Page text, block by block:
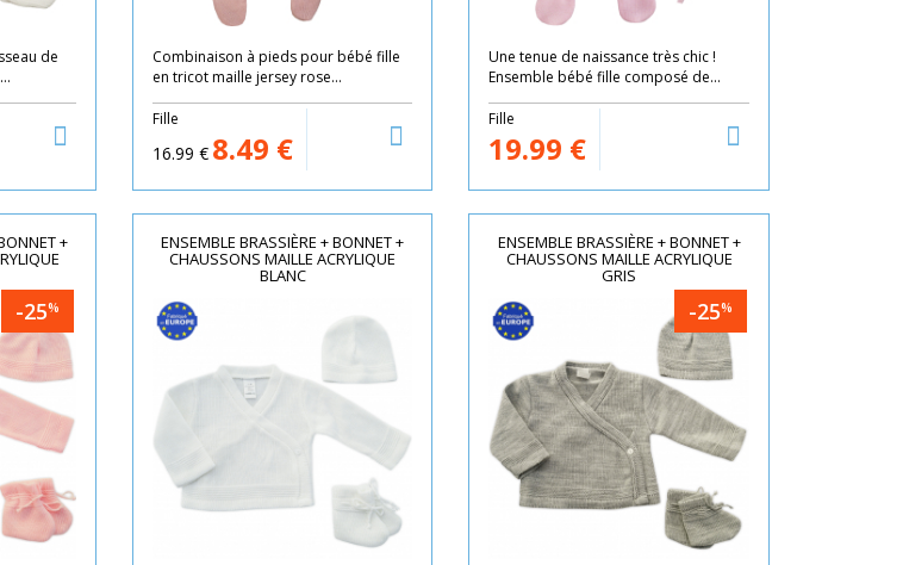
de
Combinaison à pieds pour bébé fille
en tricot maille jersey rose...
Fille
16.99 € 8.49 €
Une tenue de naissance très chic !
Ensemble bébé fille composé de...
Fille
19.99 €
+
-25%
ENSEMBLE BRASSIÈRE + BONNET +
CHAUSSONS MAILLE ACRYLIQUE
BLANC
ENSEMBLE BRASSIÈRE + BONNET +
CHAUSSONS MAILLE ACRYLIQUE
GRIS
-25%